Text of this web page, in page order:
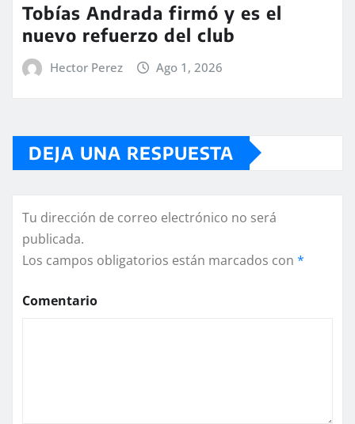
Tobías Andrada firmó y es el
nuevo refuerzo del club
Hector Perez Ago 1, 2026
DEJA UNA RESPUESTA
Tu dirección de correo electrónico no será
publicada.
Los campos obligatorios están marcados con *
Comentario